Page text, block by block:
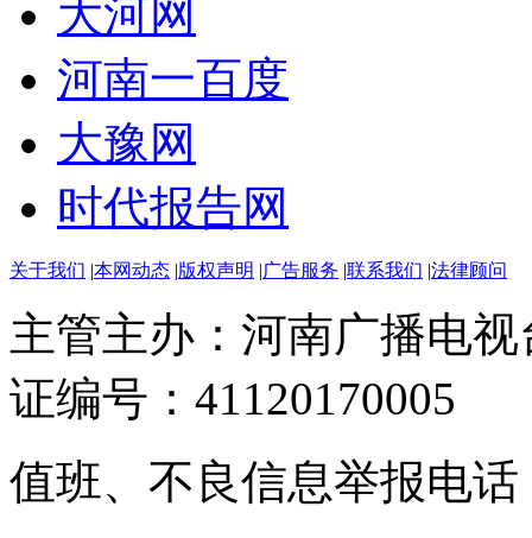
大河网
河南一百度
大豫网
时代报告网
关于我们 本网动态 版权声明 广告服务 联系我们 法律顾问
主管主办：河南广播电
证编号：41120170005
值班、不良信息举报电话